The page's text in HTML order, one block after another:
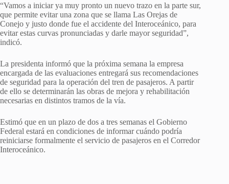
“Vamos a iniciar ya muy pronto un nuevo trazo en la parte sur,
que permite evitar una zona que se llama Las Orejas de
Conejo y justo donde fue el accidente del Interoceánico, para
evitar estas curvas pronunciadas y darle mayor seguridad”,
indicó.
La presidenta informó que la próxima semana la empresa
encargada de las evaluaciones entregará sus recomendaciones
de seguridad para la operación del tren de pasajeros. A partir
de ello se determinarán las obras de mejora y rehabilitación
necesarias en distintos tramos de la vía.
Estimó que en un plazo de dos a tres semanas el Gobierno
Federal estará en condiciones de informar cuándo podría
reiniciarse formalmente el servicio de pasajeros en el Corredor
Interoceánico.